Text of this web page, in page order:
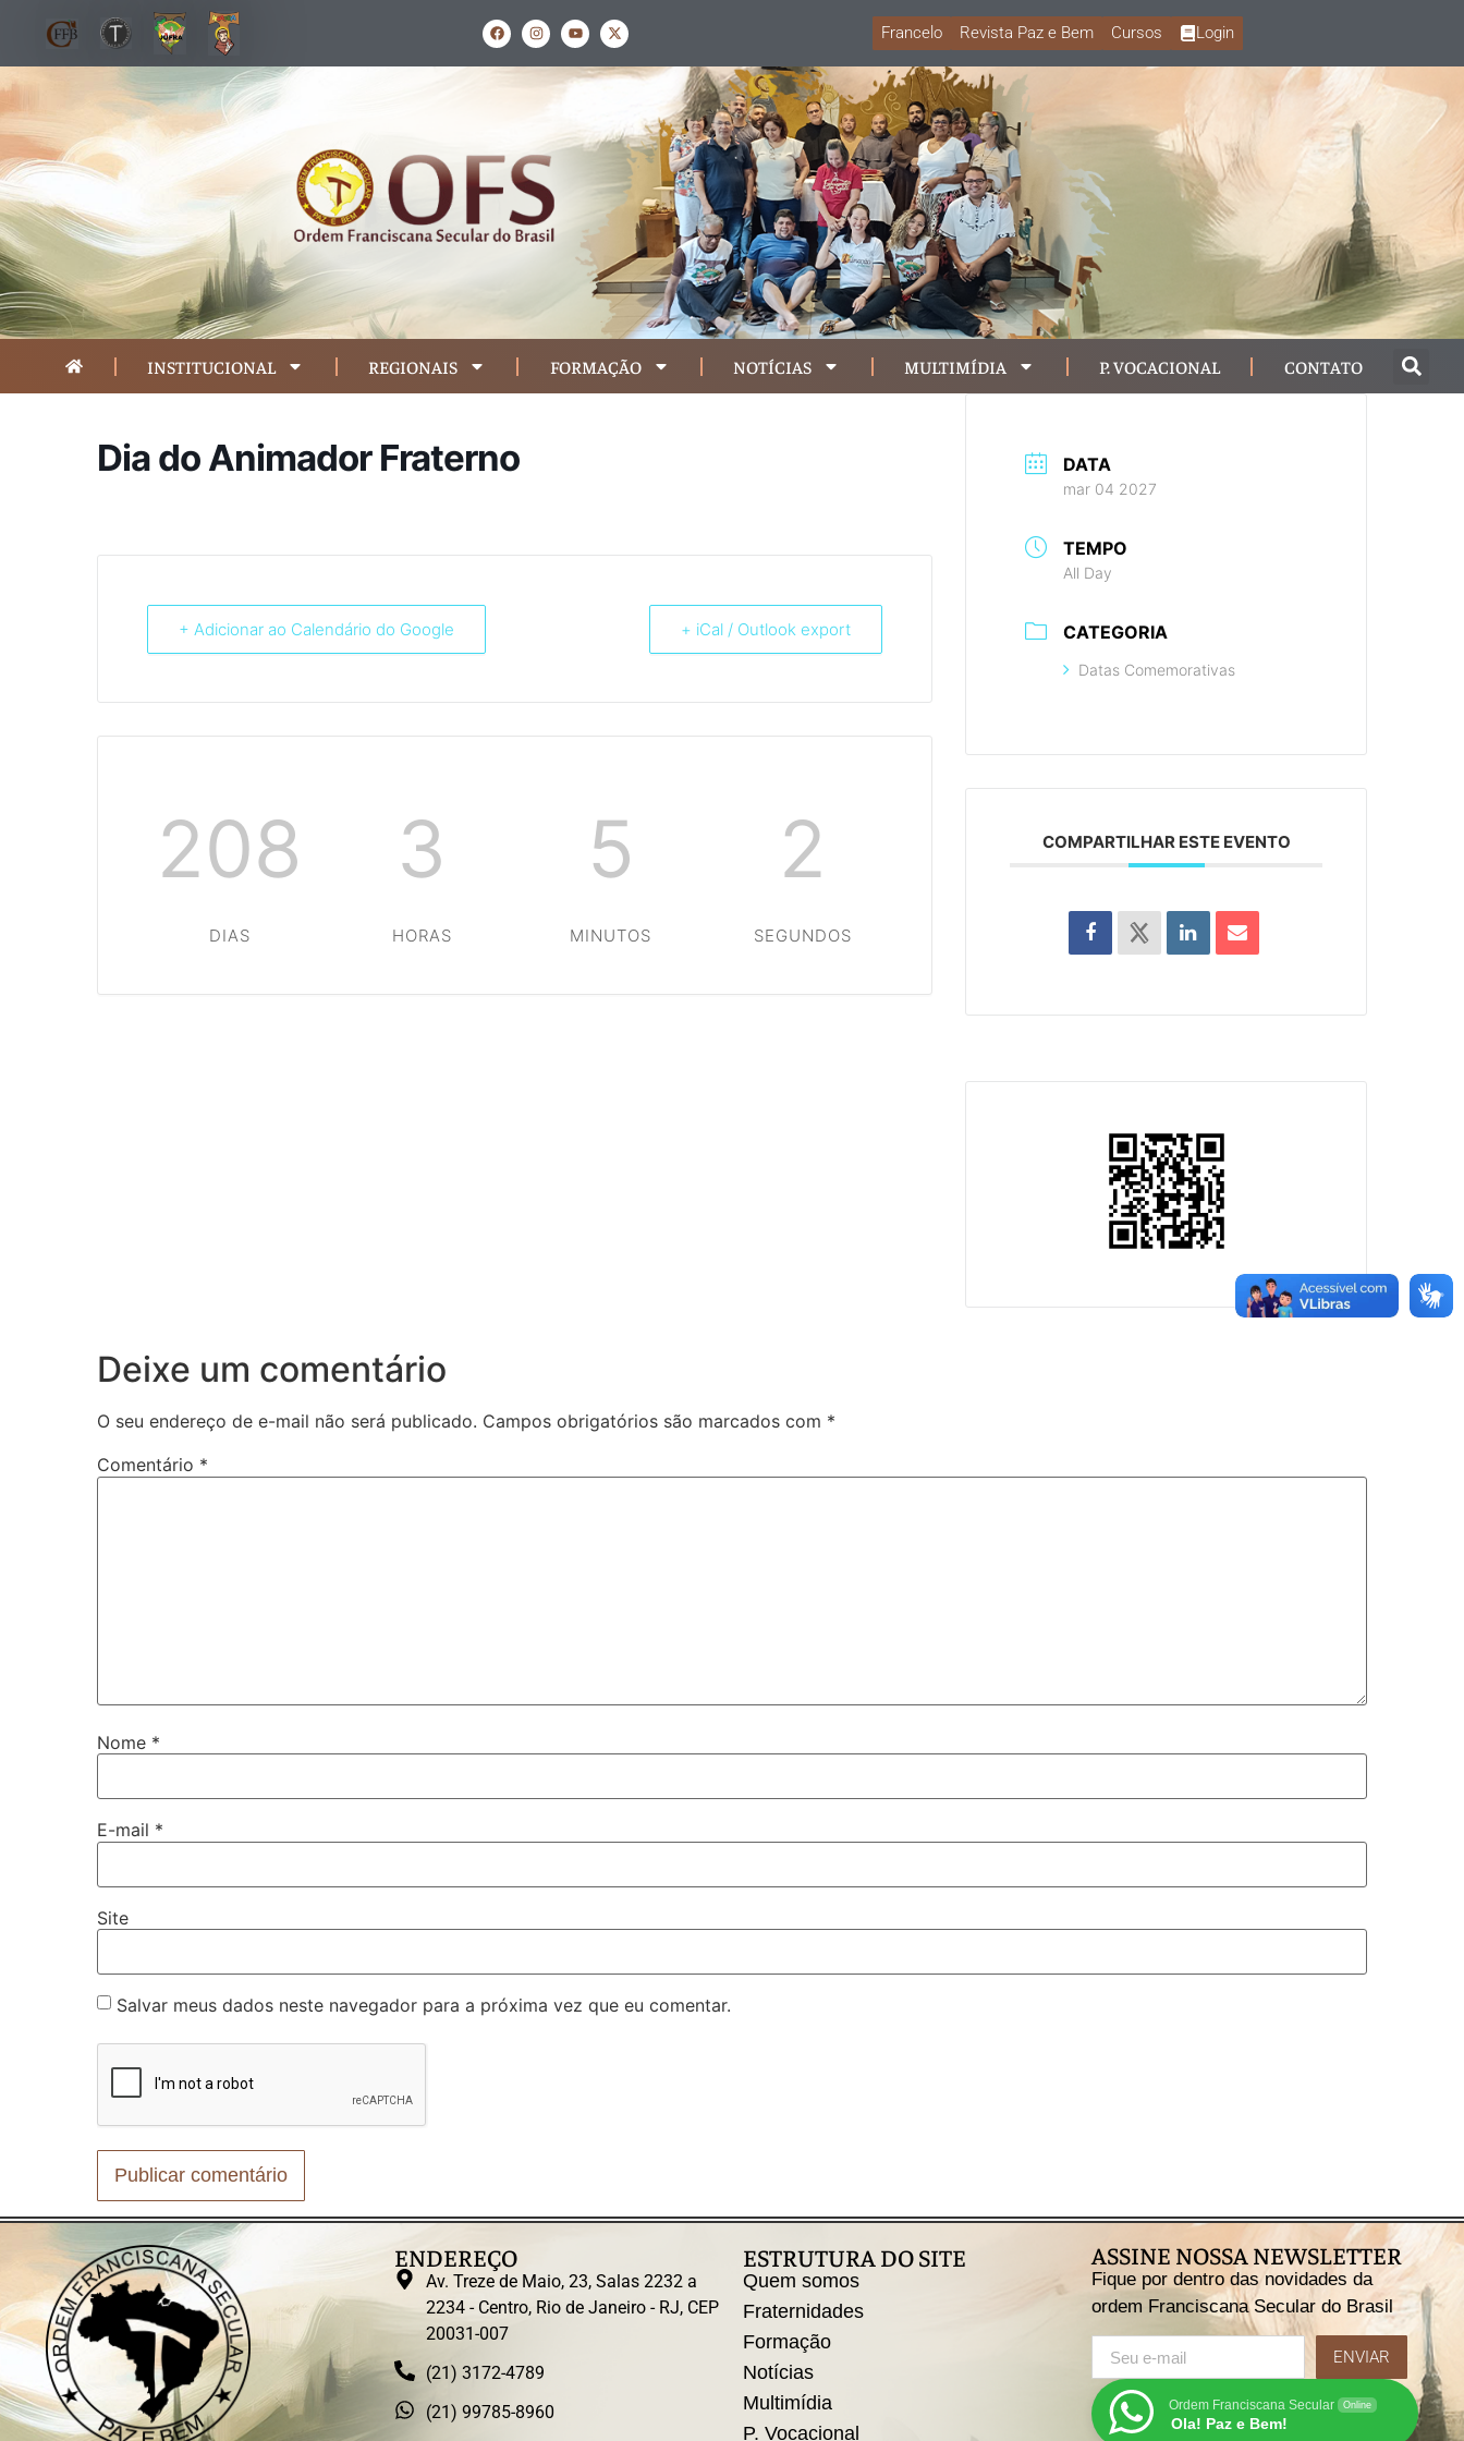
Francelo Revista Paz e Bem Cursos Login
INSTITUCIONAL REGIONAIS FORMAÇÃO NOTÍCIAS MULTIMÍDIA P. VOCACIONAL CONTATO
Dia do Animador Fraterno
+ Adicionar ao Calendário do Google + iCal / Outlook export
208
DIAS
3
HORAS
5
MINUTOS
2
SEGUNDOS
DATA
mar 04 2027
TEMPO
All Day
CATEGORIA
Datas Comemorativas
COMPARTILHAR ESTE EVENTO
Deixe um comentário
O seu endereço de e-mail não será publicado. Campos obrigatórios são marcados com *
Comentário *
Nome *
E-mail *
Site
Salvar meus dados neste navegador para a próxima vez que eu comentar.
ENDEREÇO
Av. Treze de Maio, 23, Salas 2232 a
2234 - Centro, Rio de Janeiro - RJ, CEP
20031-007
(21) 3172-4789
(21) 99785-8960
ESTRUTURA DO SITE
Quem somos
Fraternidades
Formação
Notícias
Multimídia
P. Vocacional
ASSINE NOSSA NEWSLETTER
Fique por dentro das novidades da
ordem Franciscana Secular do Brasil
ENVIAR
Ordem Franciscana Secular Online
Ola! Paz e Bem!